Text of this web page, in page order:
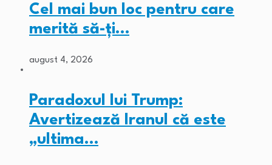
Cel mai bun loc pentru care
merită să-ți…
august 4, 2026
Paradoxul lui Trump:
Avertizează Iranul că este
„ultima…